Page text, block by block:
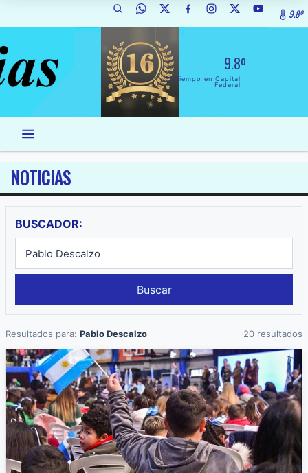
9.8º
9.8º
El Tiempo en Capital
Federal
NOTICIAS
BUSCADOR:
Buscar
Resultados para: Pablo Descalzo 20 resultados